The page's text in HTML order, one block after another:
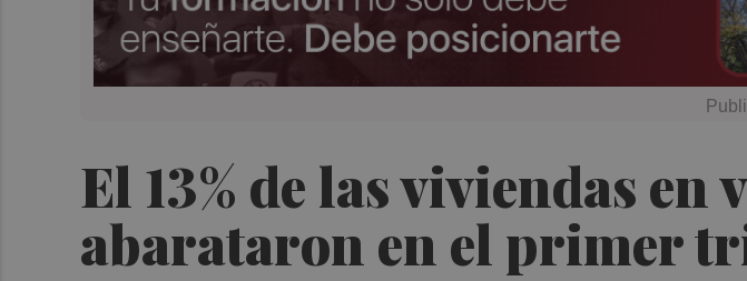
El 13% de las viviendas en
abarataron en el primer